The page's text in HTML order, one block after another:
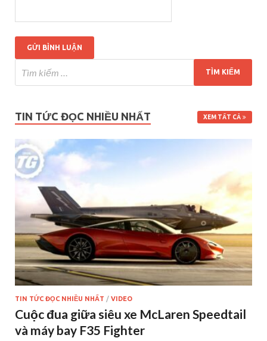
TIN TỨC ĐỌC NHIỀU NHẤT XEM TẤT CẢ
TIN TỨC ĐỌC NHIỀU NHẤT / VIDEO
Cuộc đua giữa siêu xe McLaren Speedtail
và máy bay F35 Fighter